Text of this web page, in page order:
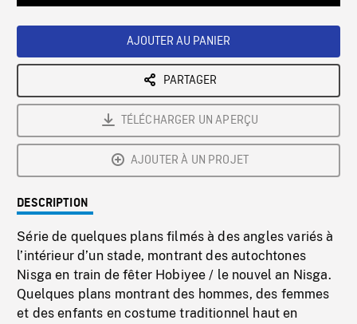
AJOUTER AU PANIER
PARTAGER
TÉLÉCHARGER UN APERÇU
AJOUTER À UN PROJET
DESCRIPTION
Série de quelques plans filmés à des angles variés à
l’intérieur d’un stade, montrant des autochtones
Nisga en train de fêter Hobiyee / le nouvel an Nisga.
Quelques plans montrant des hommes, des femmes
et des enfants en costume traditionnel haut en